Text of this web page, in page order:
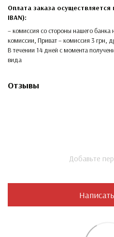
Оплата заказа
IBAN):
– комиссия со стороны нашего банка
комиссии, Приват – комиссия 3 грн,
В течении 14 дней с момента
вида
Отзывы
Добавьте